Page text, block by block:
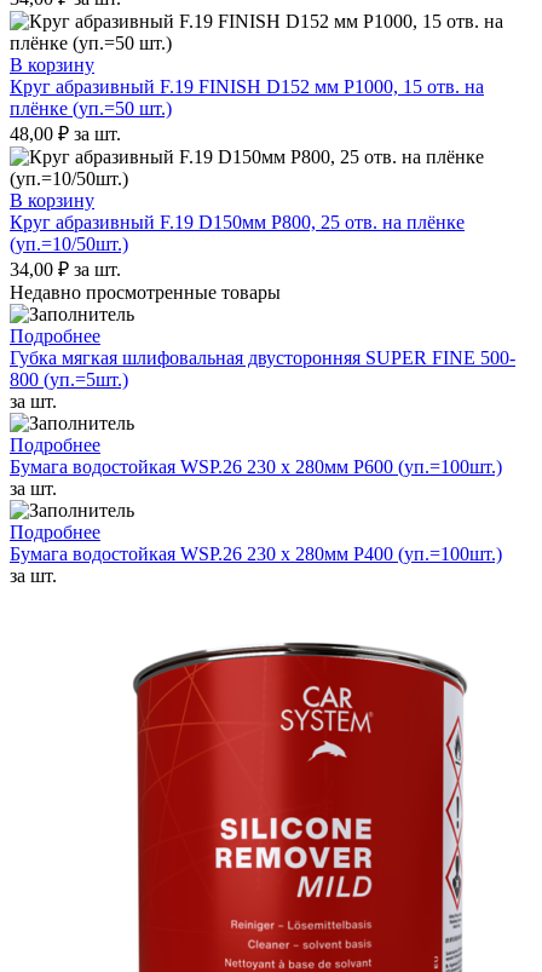
В корзину
Круг абразивный F.19 FINISH D152 мм P1000, 15 отв. на
плёнке (уп.=50 шт.)
48,00 ₽ за шт.
В корзину
Круг абразивный F.19 D150мм P800, 25 отв. на плёнке
(уп.=10/50шт.)
34,00 ₽ за шт.
Недавно просмотренные товары
Подробнее
Губка мягкая шлифовальная двусторонняя SUPER FINE 500-
800 (уп.=5шт.)
за шт.
Подробнее
Бумага водостойкая WSP.26 230 x 280мм P600 (уп.=100шт.)
за шт.
Подробнее
Бумага водостойкая WSP.26 230 x 280мм P400 (уп.=100шт.)
за шт.